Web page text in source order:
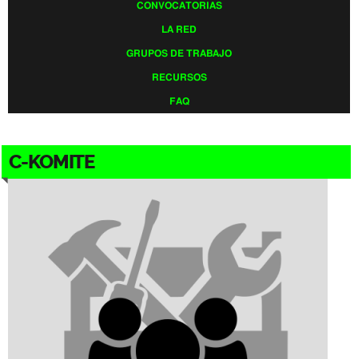
CONVOCATORIAS
LA RED
GRUPOS DE TRABAJO
RECURSOS
FAQ
C-KOMITE